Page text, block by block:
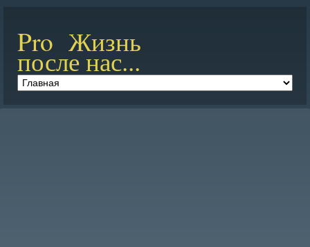
Pro Жизнь
после нас...